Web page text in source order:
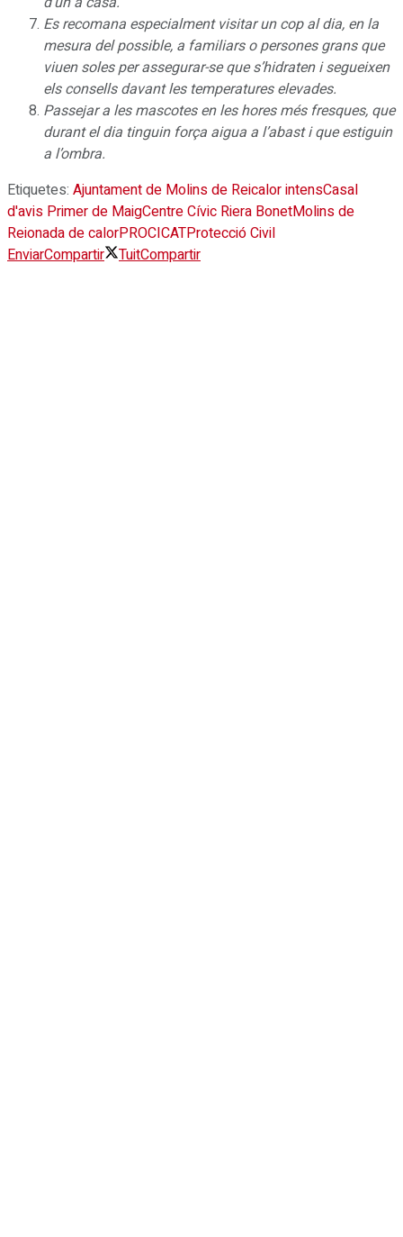
Es recomana especialment visitar un cop al dia, en la
mesura del possible, a familiars o persones grans que
viuen soles per assegurar-se que s’hidraten i segueixen
els consells davant les temperatures elevades.
Passejar a les mascotes en les hores més fresques, que
durant el dia tinguin força aigua a l’abast i que estiguin
a l’ombra.
Etiquetes: Ajuntament de Molins de Reicalor intensCasal
d'avis Primer de MaigCentre Cívic Riera BonetMolins de
Reionada de calorPROCICATProtecció Civil
EnviarCompartir TuitCompartir